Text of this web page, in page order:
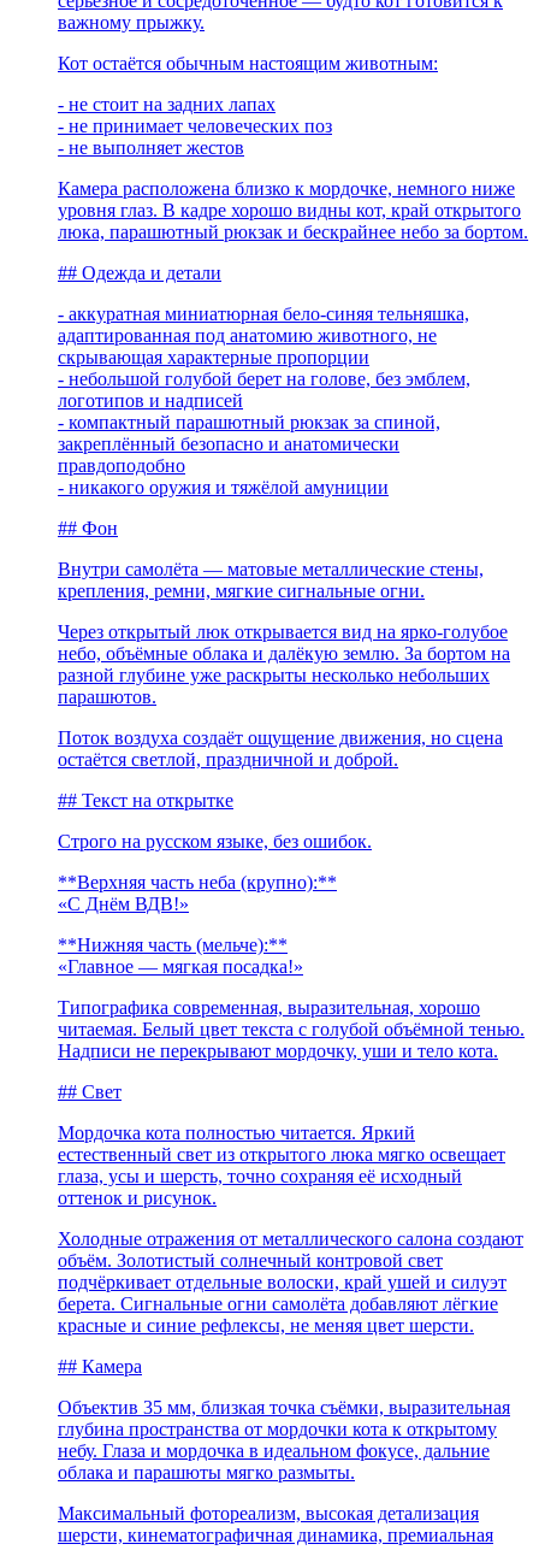
важному прыжку.
Кот остаётся обычным настоящим животным:
- не стоит на задних лапах
- не принимает человеческих поз
- не выполняет жестов
Камера расположена близко к мордочке, немного ниже
уровня глаз. В кадре хорошо видны кот, край открытого
люка, парашютный рюкзак и бескрайнее небо за бортом.
## Одежда и детали
- аккуратная миниатюрная бело-синяя тельняшка,
адаптированная под анатомию животного, не
скрывающая характерные пропорции
- небольшой голубой берет на голове, без эмблем,
логотипов и надписей
- компактный парашютный рюкзак за спиной,
закреплённый безопасно и анатомически
правдоподобно
- никакого оружия и тяжёлой амуниции
## Фон
Внутри самолёта — матовые металлические стены,
крепления, ремни, мягкие сигнальные огни.
Через открытый люк открывается вид на ярко-голубое
небо, объёмные облака и далёкую землю. За бортом на
разной глубине уже раскрыты несколько небольших
парашютов.
Поток воздуха создаёт ощущение движения, но сцена
остаётся светлой, праздничной и доброй.
## Текст на открытке
Строго на русском языке, без ошибок.
**Верхняя часть неба (крупно):**
«С Днём ВДВ!»
**Нижняя часть (мельче):**
«Главное — мягкая посадка!»
Типографика современная, выразительная, хорошо
читаемая. Белый цвет текста с голубой объёмной тенью.
Надписи не перекрывают мордочку, уши и тело кота.
## Свет
Мордочка кота полностью читается. Яркий
естественный свет из открытого люка мягко освещает
глаза, усы и шерсть, точно сохраняя её исходный
оттенок и рисунок.
Холодные отражения от металлического салона создают
объём. Золотистый солнечный контровой свет
подчёркивает отдельные волоски, край ушей и силуэт
берета. Сигнальные огни самолёта добавляют лёгкие
красные и синие рефлексы, не меняя цвет шерсти.
## Камера
Объектив 35 мм, близкая точка съёмки, выразительная
глубина пространства от мордочки кота к открытому
небу. Глаза и мордочка в идеальном фокусе, дальние
облака и парашюты мягко размыты.
Максимальный фотореализм, высокая детализация
шерсти, кинематографичная динамика, премиальная